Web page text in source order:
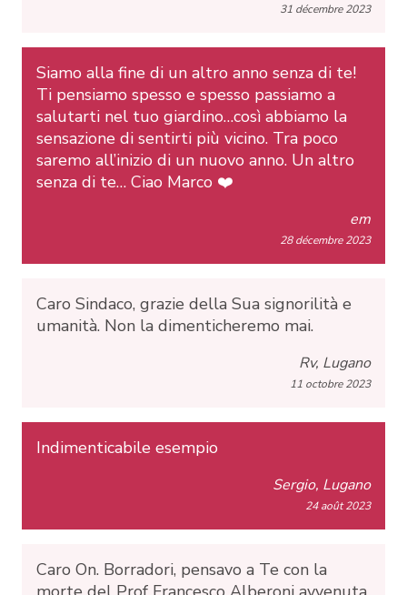
31 décembre 2023
Siamo alla fine di un altro anno senza di te!
Ti pensiamo spesso e spesso passiamo a
salutarti nel tuo giardino…così abbiamo la
sensazione di sentirti più vicino. Tra poco
saremo all’inizio di un nuovo anno. Un altro
senza di te… Ciao Marco ❤️
em
28 décembre 2023
Caro Sindaco, grazie della Sua signorilità e
umanità. Non la dimenticheremo mai.
Rv, Lugano
11 octobre 2023
Indimenticabile esempio
Sergio, Lugano
24 août 2023
Caro On. Borradori, pensavo a Te con la